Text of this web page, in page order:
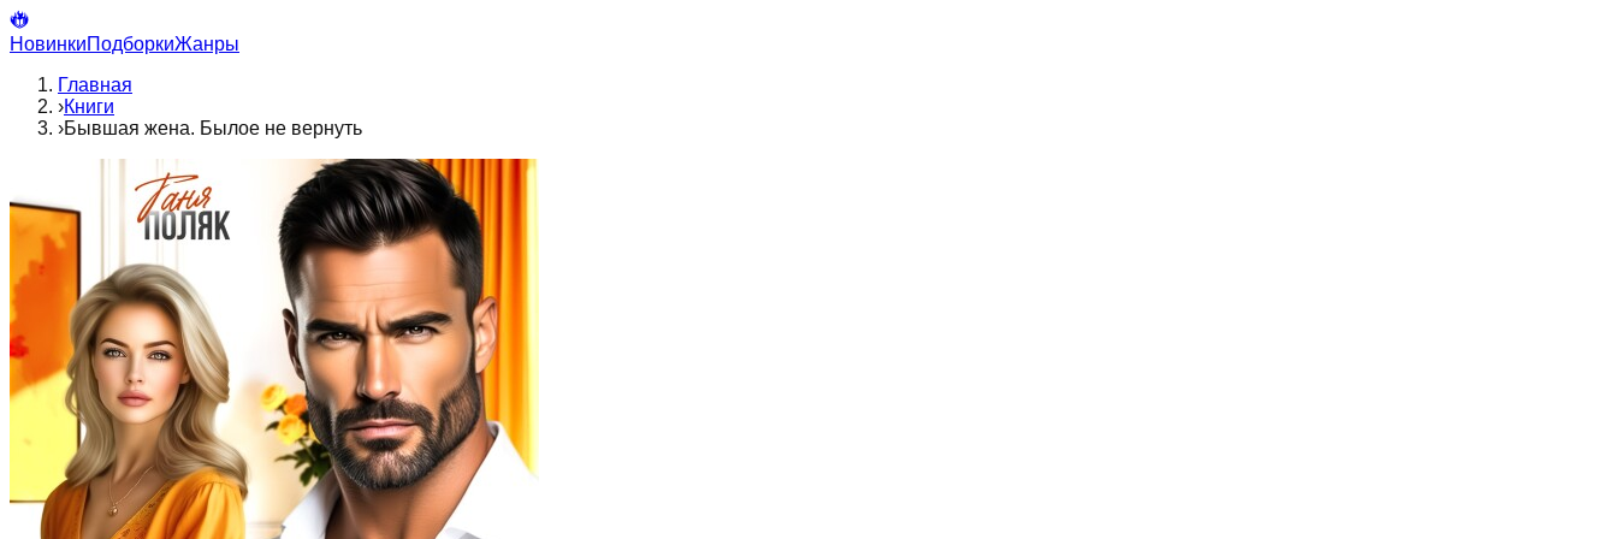
НовинкиПодборкиЖанры
Главная
›Книги
›Бывшая жена. Былое не вернуть